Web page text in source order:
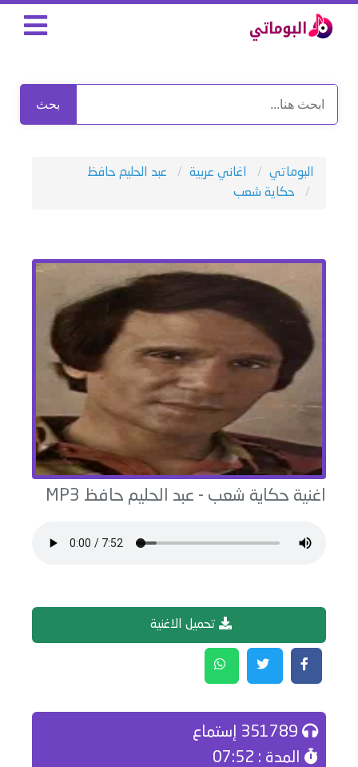
بحث
البوماتي اغاني عربية
عبد الحليم حافظ
حكاية شعب
اغنية حكاية شعب - عبد الحليم حافظ
تحميل الاغنية
المدة : 07:52